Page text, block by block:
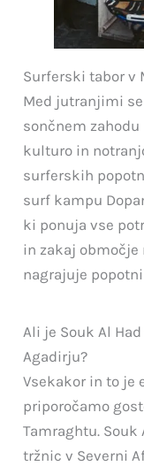
Surferski tabor v
Med jutranjimi
sončnem
kulturo in
surferskih
surf kampu
ki ponuja vse
in zakaj območje
nagrajuje
Ali je Souk Al
Agadirju?
Vsekakor in to je
priporočamo
Tamraghtu.
tržnic v Severni